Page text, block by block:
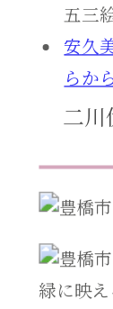
五三
安久
らか
二川
緑に映